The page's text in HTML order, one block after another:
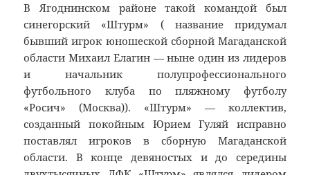
В Ягоднинском районе такой командой был
синегорский «Штурм» ( название придумал
бывший игрок юношеской сборной Магаданской
области Михаил Елагин — ныне один из лидеров
и начальник полупрофессионального
футбольного клуба по пляжному футболу
«Росич» (Москва)). «Штурм» — коллектив,
созданный покойным Юрием Гуляй исправно
поставлял игроков в сборную Магаданской
области. В конце девяностых и до середины